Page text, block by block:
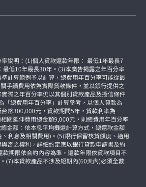
說明：(1)個人貸款還款年限： 最低1年最長7
最低10年最長30年。(3)本廣告揭露之年百分率
計算範例予以計算，總費用年百分率可能從最
手續費用依為實際貸款條件，並以銀行提供之
際之年百分率仍以其個別貸款產品及授信條件
「總費用年百分率」計算參考，以個人貸款為
幣300,000元，貸款期間5年，貸款利率為
關延伸費用總金額9,000元，則總費用年百分率
金額：依本息平均攤還計算方式，總還款金額
利息及相關費用)。(5)銀行保留核貸額度、適用
否之權利，詳細約定應以銀行貸款申請書及約
款期限依合約內容為準，還款年限依貸款項目不
(7)本貸款產品不涉及短期內(60天內)必須全數